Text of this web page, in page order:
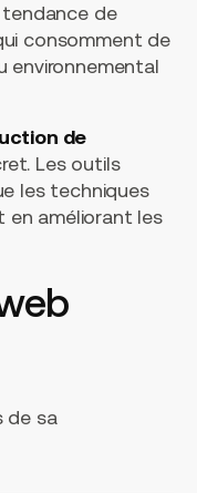
tendance de
consomment de
environnemental
de
Les outils
les techniques
améliorant les
de sa